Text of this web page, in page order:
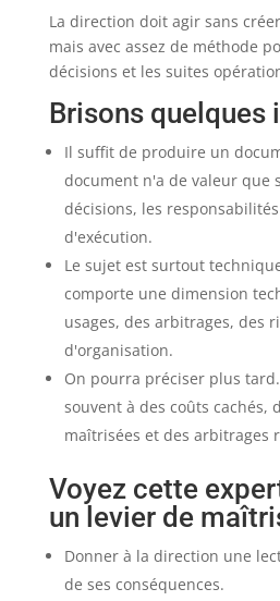
La direction doit agir sans
mais avec assez de méthode
décisions et les suites
Brisons quelques
Il suffit de produire un
document n'a de valeur que
décisions, les
d'exécution.
Le sujet est surtout
comporte une dimension
usages, des arbitrages, des
d'organisation.
On pourra préciser plus
souvent à des coûts cachés,
maîtrisées et des arbitrages
Voyez cette
un levier de
Donner à la direction une
de ses conséquences.